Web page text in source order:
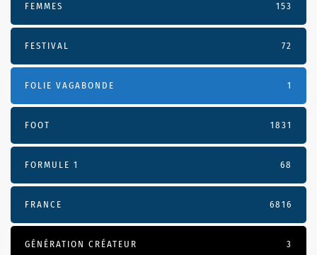
FEMMES 153
FESTIVAL 72
FOLIE VAGABONDE 1
FOOT 1831
FORMULE 1 68
FRANCE 6816
GÉNÉRATION CRÉATEUR 3